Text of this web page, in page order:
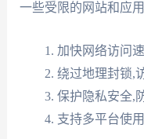
一些受限的网站和应
加快网络访问
绕过地理封锁,
保护隐私安全,
支持多平台使